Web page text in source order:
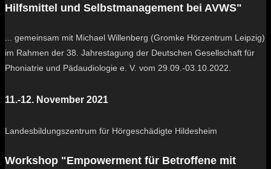
Hilfsmittel und Selbstmanagement bei AVWS"
... gemeinsam mit Michael Willenberg (Gromke Hörzentrum Leipzig)
im Rahmen der 38. Jahrestagung der Deutschen Gesellschaft für
Phoniatrie und Pädaudiologie e. V. vom 29.09.-03.10.2022.
11.-12. November 2021
Landesbildungszentrum für Hörgeschädigte Hildesheim
Workshop "Empowerment für Betroffene mit